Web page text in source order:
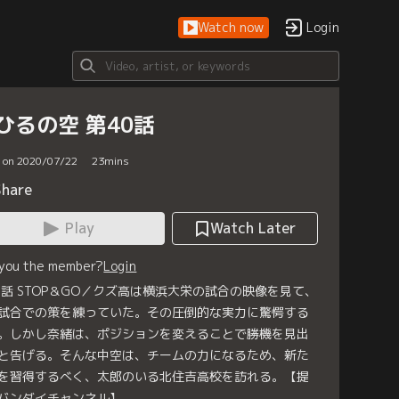
Watch now Login
るの空 第40話
2020/07/22 23mins
Play
Watch Later
the member?Login
STOP＆GO／クズ高は横浜大栄の試合の映像を見て、
合での策を練っていた。その圧倒的な実力に驚愕する
しかし奈緒は、ポジションを変えることで勝機を見出
告げる。そんな中空は、チームの力になるため、新た
習得するべく、太郎のいる北住吉高校を訪れる。【提